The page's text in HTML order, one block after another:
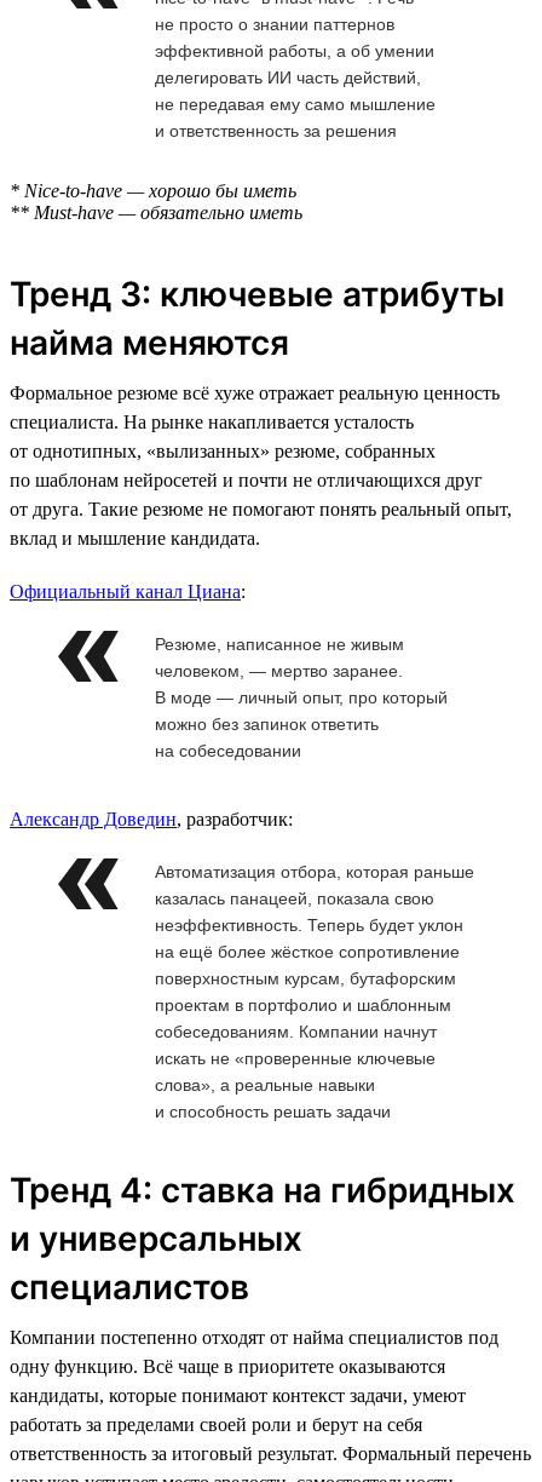
не просто о знании паттернов
эффективной работы, а об умении
делегировать ИИ часть действий,
не передавая ему само мышление
и ответственность за решения
* Nice-to-have — хорошо бы иметь
** Must-have — обязательно иметь
Тренд 3: ключевые атрибуты
найма меняются
Формальное резюме всё хуже отражает реальную ценность
специалиста. На рынке накапливается усталость
от однотипных, «вылизанных» резюме, собранных
по шаблонам нейросетей и почти не отличающихся друг
от друга. Такие резюме не помогают понять реальный опыт,
вклад и мышление кандидата.
Официальный канал Циана:
Резюме, написанное не живым
человеком, — мертво заранее.
В моде — личный опыт, про который
можно без запинок ответить
на собеседовании
Александр Доведин, разработчик:
Автоматизация отбора, которая раньше
казалась панацеей, показала свою
неэффективность. Теперь будет уклон
на ещё более жёсткое сопротивление
поверхностным курсам, бутафорским
проектам в портфолио и шаблонным
собеседованиям. Компании начнут
искать не «проверенные ключевые
слова», а реальные навыки
и способность решать задачи
Тренд 4: ставка на гибридных
и универсальных
специалистов
Компании постепенно отходят от найма специалистов под
одну функцию. Всё чаще в приоритете оказываются
кандидаты, которые понимают контекст задачи, умеют
работать за пределами своей роли и берут на себя
ответственность за итоговый результат. Формальный перечень